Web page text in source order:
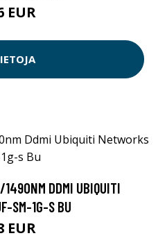
EUR
1490NM DDMI UBIQUITI
SM-1G-S BU
EUR